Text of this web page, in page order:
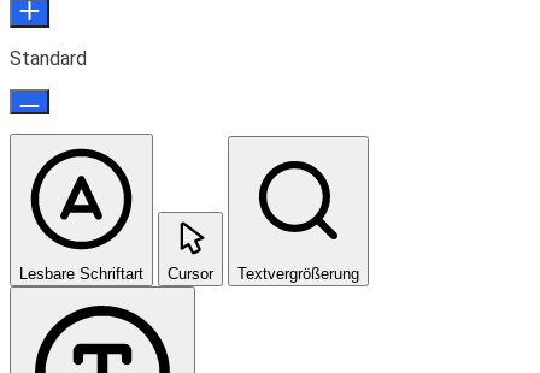
Standard
Lesbare Schriftart Cursor Textvergrößerung